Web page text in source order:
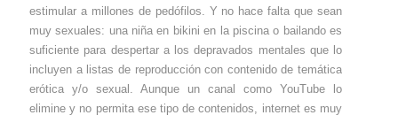
estimular a millones de pedófilos. Y no hace falta que sean
muy sexuales: una niña en bikini en la piscina o bailando es
suficiente para despertar a los depravados mentales que lo
incluyen a listas de reproducción con contenido de temática
erótica y/o sexual. Aunque un canal como YouTube lo
elimine y no permita ese tipo de contenidos, internet es muy